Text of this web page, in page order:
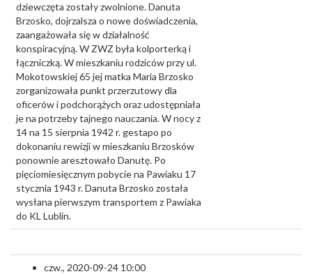
dziewczęta zostały zwolnione. Danuta
Brzosko, dojrzalsza o nowe doświadczenia,
zaangażowała się w działalność
konspiracyjną. W ZWZ była kolporterką i
łączniczką. W mieszkaniu rodziców przy ul.
Mokotowskiej 65 jej matka Maria Brzosko
zorganizowała punkt przerzutowy dla
oficerów i podchorążych oraz udostępniała
je na potrzeby tajnego nauczania. W nocy z
14 na 15 sierpnia 1942 r. gestapo po
dokonaniu rewizji w mieszkaniu Brzosków
ponownie aresztowało Danutę. Po
pięciomiesięcznym pobycie na Pawiaku 17
stycznia 1943 r. Danuta Brzosko została
wysłana pierwszym transportem z Pawiaka
do KL Lublin.
czw., 2020-09-24 10:00